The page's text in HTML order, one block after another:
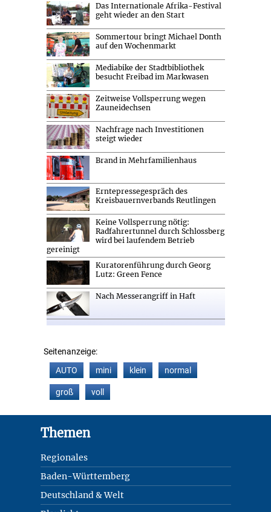
Das Internationale Afrika-Festival
geht wieder an den Start
Sommertour bringt Michael Donth
auf den Wochenmarkt
Mediabike der Stadtbibliothek
besucht Freibad im Markwasen
Zeitweise Vollsperrung wegen
Zauneidechsen
Nachfrage nach Investitionen
steigt wieder
Brand in Mehrfamilienhaus
Erntepressegespräch des
Kreisbauernverbands Reutlingen
Keine Vollsperrung nötig:
Radfahrertunnel durch Schlossberg
wird bei laufendem Betrieb
gereinigt
Kuratorenführung durch Georg
Lutz: Green Fence
Nach Messerangriff in Haft
Seitenanzeige:
AUTO
mini klein normal
groß voll
Themen
Regionales
Baden-Württemberg
Deutschland & Welt